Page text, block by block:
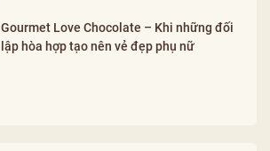
Gourmet Love Chocolate – Khi những đối
lập hòa hợp tạo nên vẻ đẹp phụ nữ